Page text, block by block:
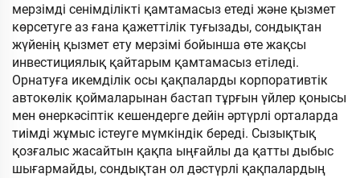
мерзімді сенімділікті қамтамасыз етеді және қызмет
көрсетуге аз ғана қажеттілік туғызады, сондықтан
жүйенің қызмет ету мерзімі бойынша өте жақсы
инвестициялық қайтарым қамтамасыз етіледі.
Орнатуға икемділік осы қақпаларды корпоративтік
автокөлік қоймаларынан бастап тұрғын үйлер қонысы
мен өнеркәсіптік кешендерге дейін әртүрлі орталарда
тиімді жұмыс істеуге мүмкіндік береді. Сызықтық
қозғалыс жасайтын қақпа ыңғайлы да қатты дыбыс
шығармайды, сондықтан ол дәстүрлі қақпалардың